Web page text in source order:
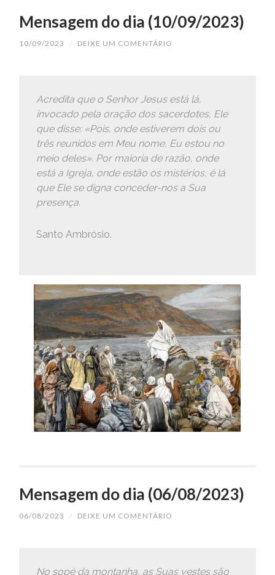
Mensagem do dia (10/09/2023)
10/09/2023 / DEIXE UM COMENTÁRIO
Acredita que o Senhor Jesus está lá,
invocado pela oração dos sacerdotes, Ele
que disse: «Pois, onde estiverem dois ou
três reunidos em Meu nome, Eu estou no
meio deles». Por maioria de razão, onde
está a Igreja, onde estão os mistérios, é lá
que Ele se digna conceder-nos a Sua
presença.
Santo Ambrósio.
Mensagem do dia (06/08/2023)
06/08/2023 / DEIXE UM COMENTÁRIO
No sopé da montanha, as Suas vestes são